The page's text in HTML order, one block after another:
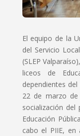
El equipo de la
del Servicio
(SLEP
liceos de
dependientes
22 de marzo
socialización del
Educación
cabo el PIIE, en